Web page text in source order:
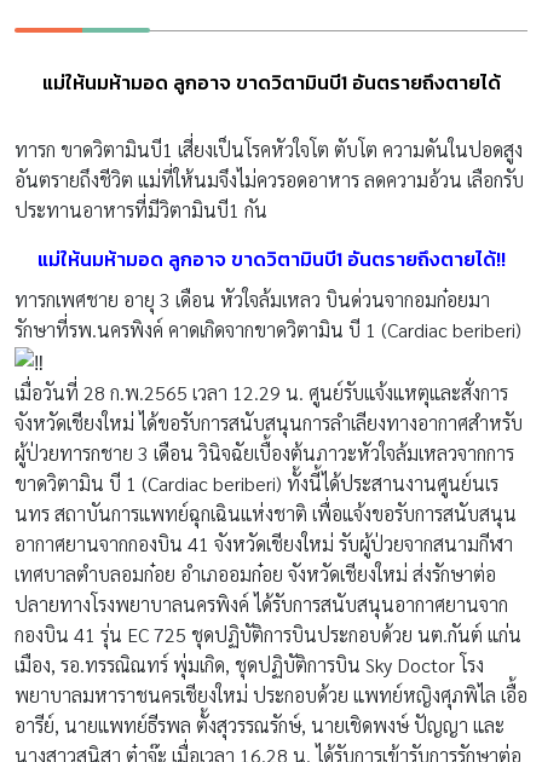
แม่ให้นมห้ามอด ลูกอาจ ขาดวิตามินบี1 อันตรายถึงตายได้
ทารก ขาดวิตามินบี1 เสี่ยงเป็นโรคหัวใจโต ตับโต ความดันในปอดสูง
อันตรายถึงชีวิต แม่ที่ให้นมจึงไม่ควรอดอาหาร ลดความอ้วน เลือกรับ
ประทานอาหารที่มีวิตามินบี1 กัน
แม่ให้นมห้ามอด ลูกอาจ ขาดวิตามินบี1 อันตรายถึงตายได้!!
ทารกเพศชาย อายุ 3 เดือน หัวใจล้มเหลว บินด่วนจากอมก๋อยมา
รักษาที่รพ.นครพิงค์ คาดเกิดจากขาดวิตามิน บี 1 (Cardiac beriberi)
เมื่อวันที่ 28 ก.พ.2565 เวลา 12.29 น. ศูนย์รับแจ้งแหตุและสั่งการ
จังหวัดเชียงใหม่ ได้ขอรับการสนับสนุนการลำเลียงทางอากาศสำหรับ
ผู้ป่วยทารกชาย 3 เดือน วินิจฉัยเบื้องต้นภาวะหัวใจล้มเหลวจากการ
ขาดวิตามิน บี 1 (Cardiac beriberi) ทั้งนี้ได้ประสานงานศูนย์นเร
นทร สถาบันการแพทย์ฉุกเฉินแห่งชาติ เพื่อแจ้งขอรับการสนับสนุน
อากาศยานจากกองบิน 41 จังหวัดเชียงใหม่ รับผู้ป่วยจากสนามกีฬา
เทศบาลตำบลอมก๋อย อำเภออมก๋อย จังหวัดเชียงใหม่ ส่งรักษาต่อ
ปลายทางโรงพยาบาลนครพิงค์ ได้รับการสนับสนุนอากาศยานจาก
กองบิน 41 รุ่น EC 725 ชุดปฏิบัติการบินประกอบด้วย นต.กันต์ แก่น
เมือง, รอ.ทรรณิณทร์ พุ่มเกิด, ชุดปฏิบัติการบิน Sky Doctor โรง
พยาบาลมหาราชนครเชียงใหม่ ประกอบด้วย แพทย์หญิงศุภพิไล เอื้อ
อารีย์, นายแพทย์ธีรพล ตั้งสุวรรณรักษ์, นายเชิดพงษ์ ปัญญา และ
นางสาวสุนิสา ต๋าจ๊ะ เมื่อเวลา 16.28 น. ได้รับการเข้ารับการรักษาต่อ